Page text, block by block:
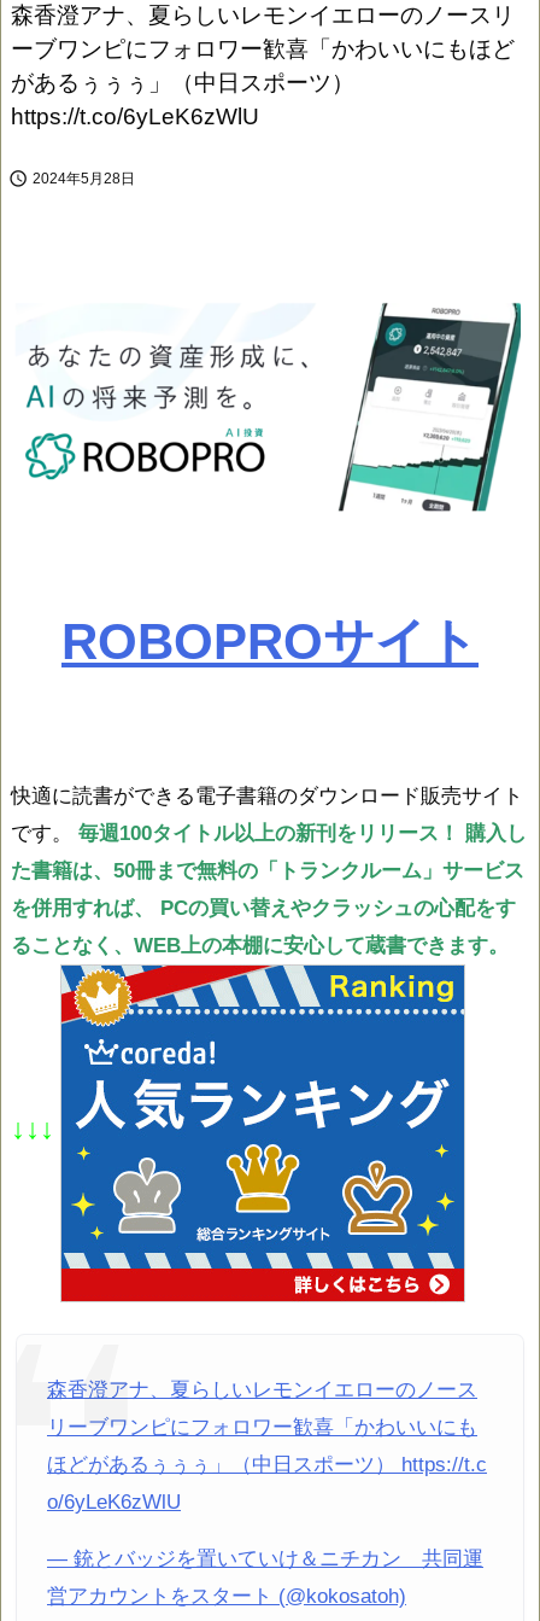
森香澄アナ、夏らしいレモンイエローのノースリ
ーブワンピにフォロワー歓喜「かわいいにもほど
があるぅぅぅ」（中日スポーツ）
https://t.co/6yLeK6zWlU
 2024年5月28日
ROBOPROサイト
快適に読書ができる電子書籍のダウンロード販売サイト
です。 毎週100タイトル以上の新刊をリリース！
購入し
た書籍は、50冊まで無料の「トランクルーム」サービス
を併用すれば、
PCの買い替えやクラッシュの心配をす
ることなく、WEB上の本棚に安心して蔵書できます。
↓↓↓
森香澄アナ、夏らしいレモンイエローのノース
リーブワンピにフォロワー歓喜「かわいいにも
ほどがあるぅぅぅ」（中日スポーツ） https://t.c
o/6yLeK6zWlU
— 銃とバッジを置いていけ＆ニチカン 共同運
営アカウントをスタート (@kokosatoh)